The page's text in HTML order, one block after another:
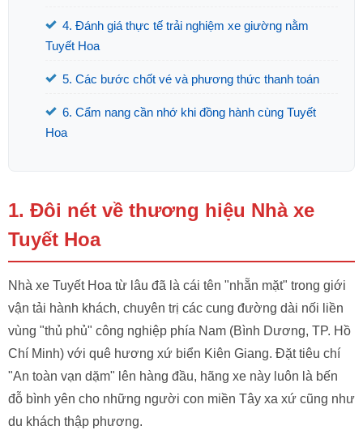
4. Đánh giá thực tế trải nghiệm xe giường nằm
Tuyết Hoa
5. Các bước chốt vé và phương thức thanh toán
6. Cẩm nang cần nhớ khi đồng hành cùng Tuyết
Hoa
1. Đôi nét về thương hiệu Nhà xe
Tuyết Hoa
Nhà xe Tuyết Hoa từ lâu đã là cái tên "nhẵn mặt" trong giới
vận tải hành khách, chuyên trị các cung đường dài nối liền
vùng "thủ phủ" công nghiệp phía Nam (Bình Dương, TP. Hồ
Chí Minh) với quê hương xứ biển Kiên Giang. Đặt tiêu chí
"An toàn vạn dặm" lên hàng đầu, hãng xe này luôn là bến
đỗ bình yên cho những người con miền Tây xa xứ cũng như
du khách thập phương.